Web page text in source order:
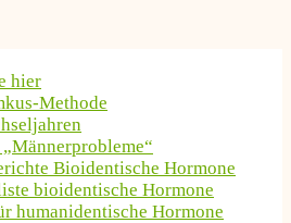
hier
Methode
Bioidentische Hormone
bioidentische Hormone
humanidentische Hormone